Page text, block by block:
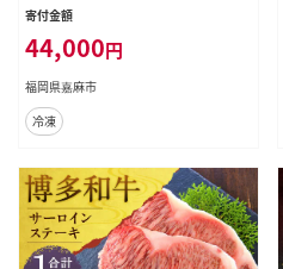
約100g×2枚、モモ約100g×2枚)
多和牛 黒毛和牛 ヒレ ミスジ モモ 小
分け 冷凍
寄付金額
44,000円
福岡県嘉麻市
冷凍